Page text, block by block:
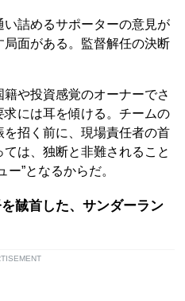
詰めるサポーターの意見が
面がある。監督解任の決断
や投資感覚のオーナーでさ
には耳を傾ける。チームの
招く前に、現場責任者の首
は、独断と非難されること
”となるからだ。
馘首した、サンダーラン